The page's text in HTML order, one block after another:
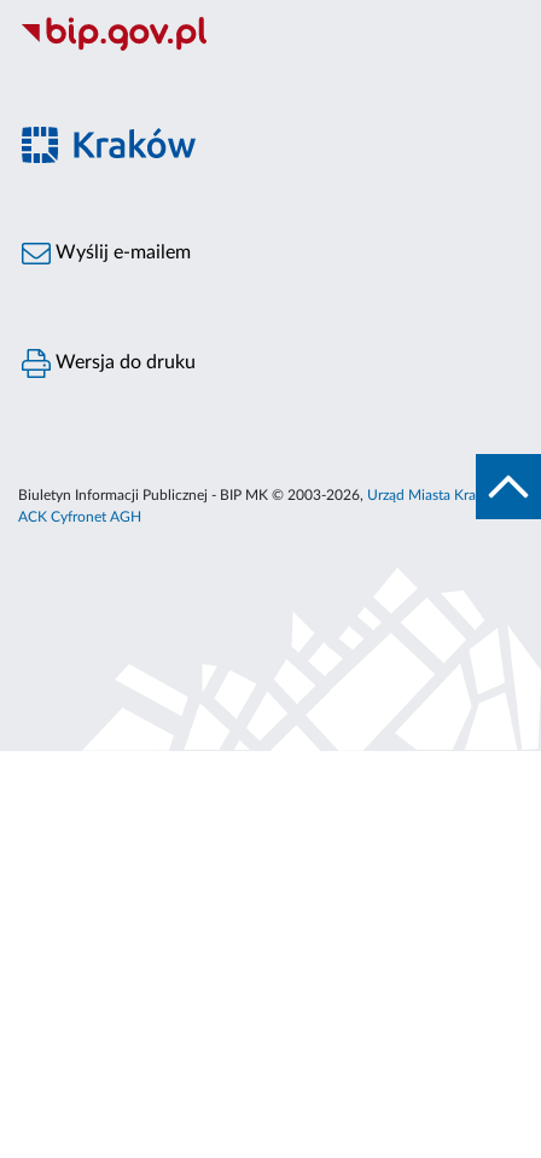
Wyślij e-mailem
Wersja do druku
Biuletyn Informacji Publicznej - BIP MK © 2003-2026, Urząd Miasta Krakowa
ACK Cyfronet AGH